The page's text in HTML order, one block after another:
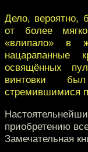
Дело, вероятно,
от более
«влипало» в
нацарапанные
освящённых
винтовки
стремившимися
приобретению
Замечательная